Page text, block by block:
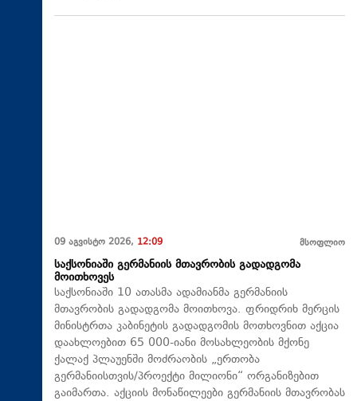
09 აგვისტო 2026, 12:09 მსოფლიო
საქსონიაში გერმანიის მთავრობის გადადგომა
მოითხოვეს
საქსონიაში 10 ათასმა ადამიანმა გერმანიის
მთავრობის გადადგომა მოითხოვა. ფრიდრიხ მერცის
მინისტრთა კაბინეტის გადადგომის მოთხოვნით აქცია
დაახლოებით 65 000-იანი მოსახლეობის მქონე
ქალაქ პლაუენში მოძრაობის „ერთობა
გერმანიისთვის/პროექტი მილიონი“ ორგანიზებით
გაიმართა. აქციის მონაწილეები გერმანიის მთავრობას